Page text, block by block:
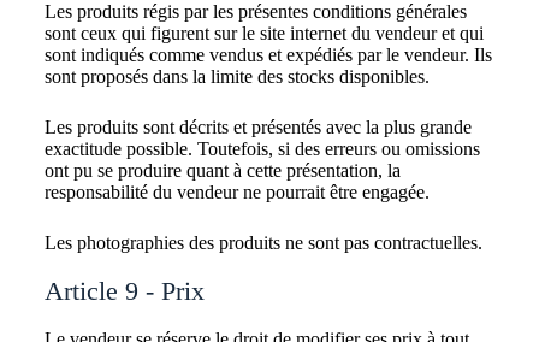
Les produits régis par les présentes conditions générales
sont ceux qui figurent sur le site internet du vendeur et qui
sont indiqués comme vendus et expédiés par le vendeur. Ils
sont proposés dans la limite des stocks disponibles.
Les produits sont décrits et présentés avec la plus grande
exactitude possible. Toutefois, si des erreurs ou omissions
ont pu se produire quant à cette présentation, la
responsabilité du vendeur ne pourrait être engagée.
Les photographies des produits ne sont pas contractuelles.
Article 9 - Prix